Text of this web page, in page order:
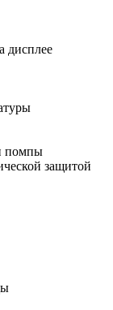
дисплее
помпы
защитой